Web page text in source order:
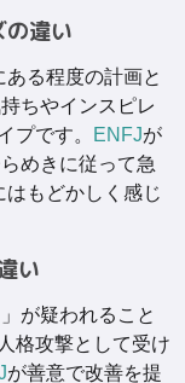
の違い
る程度の計画と
ちやインスピレ
プです。
ENFJが
めきに従って急
はもどかしく感じ
い
が疑われること
格攻撃として受け
が善意で改善を提